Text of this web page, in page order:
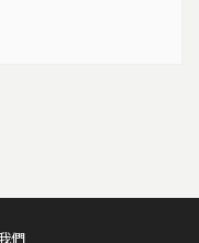
命的讚嘆與感動。
們